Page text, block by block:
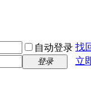
自动登录 找
登录
立